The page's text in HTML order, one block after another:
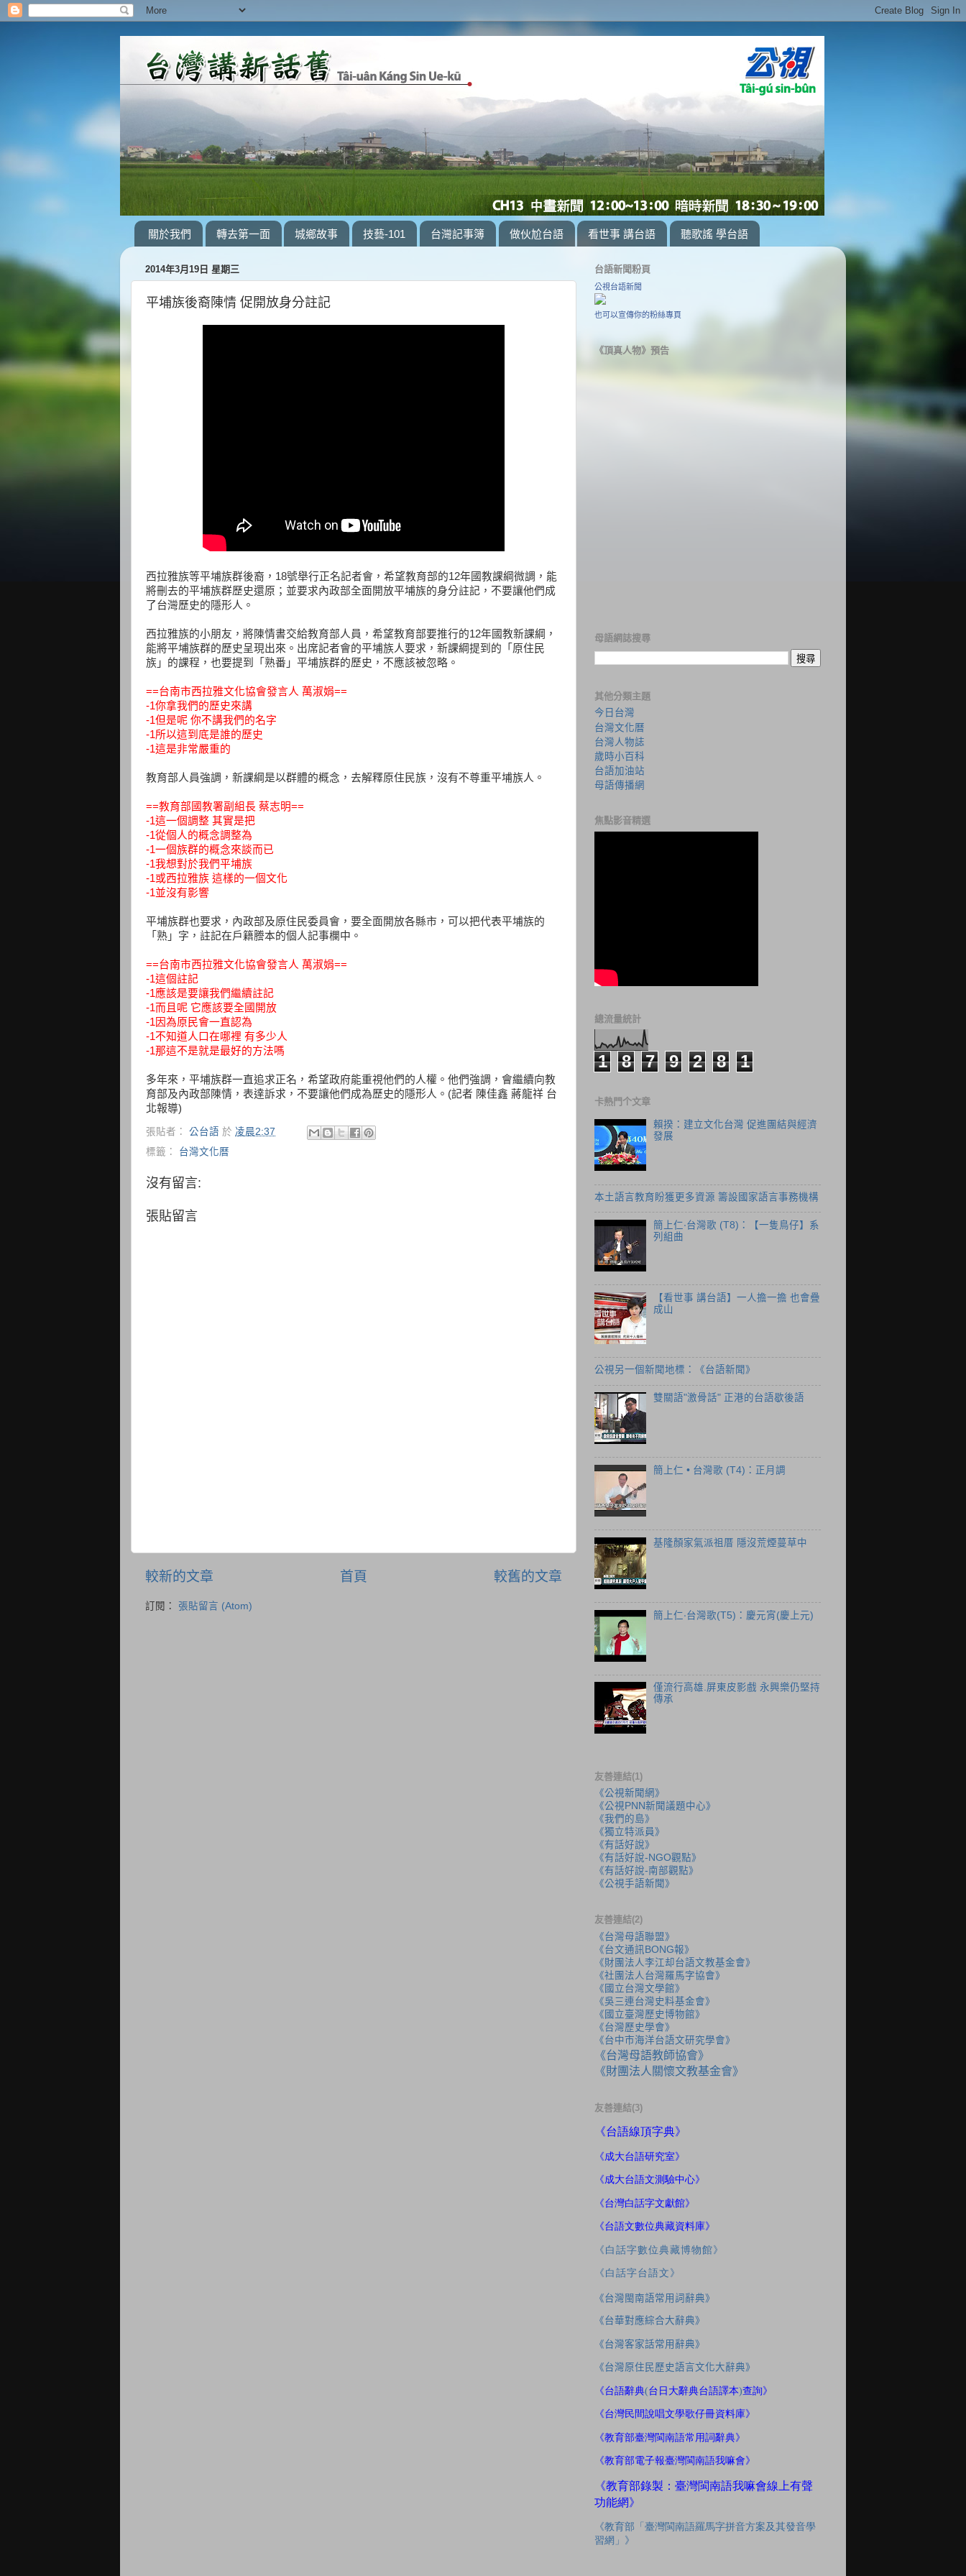
關於我們 轉去第一面 城鄉故事 技藝-101 台灣記事簿 做伙尬台語 看世事 講台語 聽歌謠 學台語
2014年3月19日 星期三
平埔族後裔陳情 促開放身分註記
西拉雅族等平埔族群後裔，18號舉行正名記者會，希望教育部的12年國教課綱微調，能
將刪去的平埔族群歷史還原；並要求內政部全面開放平埔族的身分註記，不要讓他們成
了台灣歷史的隱形人。
西拉雅族的小朋友，將陳情書交給教育部人員，希望教育部要推行的12年國教新課綱，
能將平埔族群的歷史呈現出來。出席記者會的平埔族人要求，新課綱提到的「原住民
族」的課程，也要提到「熟番」平埔族群的歷史，不應該被忽略。
==台南市西拉雅文化協會發言人 萬淑娟==
-1你拿我們的歷史來講
-1但是呢 你不講我們的名字
-1所以這到底是誰的歷史
-1這是非常嚴重的
教育部人員強調，新課綱是以群體的概念，去解釋原住民族，沒有不尊重平埔族人。
==教育部國教署副組長 蔡志明==
-1這一個調整 其實是把
-1從個人的概念調整為
-1一個族群的概念來談而已
-1我想對於我們平埔族
-1或西拉雅族 這樣的一個文化
-1並沒有影響
平埔族群也要求，內政部及原住民委員會，要全面開放各縣市，可以把代表平埔族的
「熟」字，註記在戶籍謄本的個人記事欄中。
==台南市西拉雅文化協會發言人 萬淑娟==
-1這個註記
-1應該是要讓我們繼續註記
-1而且呢 它應該要全國開放
-1因為原民會一直認為
-1不知道人口在哪裡 有多少人
-1那這不是就是最好的方法嗎
多年來，平埔族群一直追求正名，希望政府能重視他們的人權。他們強調，會繼續向教
育部及內政部陳情，表達訴求，不要讓他們成為歷史的隱形人。(記者 陳佳鑫 蔣龍祥 台
北報導)
張貼者： 公台語 於 凌晨2:37
標籤： 台灣文化曆
沒有留言:
張貼留言
較新的文章 較舊的文章
首頁
訂閱： 張貼留言 (Atom)
台語新聞粉頁
公視台語新聞
也可以宣傳你的粉絲專頁
《頂真人物》預告
母語網誌搜尋
其他分類主題
今日台灣
台灣文化曆
台灣人物誌
歲時小百科
台語加油站
母語傳播網
焦點影音精選
總流量統計
1 8 7 9 2 8 1
卡熱門个文章
賴揆：建立文化台灣 促進團結與經濟
發展
本土語言教育盼獲更多資源 籌設國家語言事務機構
簡上仁‧台灣歌 (T8)：【一隻鳥仔】系
列組曲
【看世事 講台語】一人擔一擔 也會疊
成山
公視另一個新聞地標：《台語新聞》
雙關語"激骨話" 正港的台語歇後語
簡上仁 • 台灣歌 (T4)：正月調
基隆顏家氣派祖厝 隱沒荒煙蔓草中
簡上仁‧台灣歌(T5)：慶元宵(慶上元)
僅流行高雄.屏東皮影戲 永興樂仍堅持
傳承
友善連結(1)
《公視新聞網》
《公視PNN新聞議題中心》
《我們的島》
《獨立特派員》
《有話好說》
《有話好說-NGO觀點》
《有話好說-南部觀點》
《公視手語新聞》
友善連結(2)
《台灣母語聯盟》
《台文通訊BONG報》
《財團法人李江却台語文教基金會》
《社團法人台灣羅馬字協會》
《國立台灣文學館》
《吳三連台灣史料基金會》
《國立臺灣歷史博物館》
《台灣歷史學會》
《台中市海洋台語文研究學會》
《台灣母語教師協會》
《財團法人關懷文教基金會》
友善連結(3)
《台語線頂字典》
《成大台語研究室》
《成大台語文測驗中心》
《台灣白話字文獻館》
《台語文數位典藏資料庫》
《白話字數位典藏博物館》
《白話字台語文》
《台灣閩南語常用詞辭典》
《台華對應綜合大辭典》
《台灣客家話常用辭典》
《台灣原住民歷史語言文化大辭典》
《台語辭典(台日大辭典台語譯本)查詢》
《台灣民間說唱文學歌仔冊資料庫》
《教育部臺灣閩南語常用詞辭典》
《教育部電子報臺灣閩南語我嘛會》
《教育部錄製：臺灣閩南語我嘛會線上有聲
功能網》
《教育部「臺灣閩南語羅馬字拼音方案及其發音學
習網」》